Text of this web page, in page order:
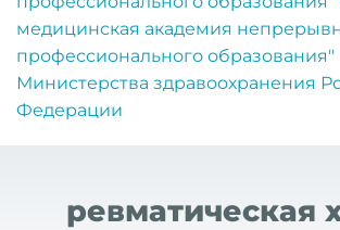
медицинская академия
профессионального образования"
Министерства здравоохранения
Федерации
ревматическая